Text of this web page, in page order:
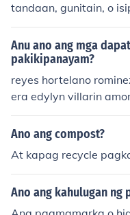
tandaan, gunitain, o
Anu ano ang mga
pakikipanayam?
reyes hortelano
era edylyn villarin
alida nuguid reginio
Ano ang compost?
At kapag recycle
Ano ang kahulugan